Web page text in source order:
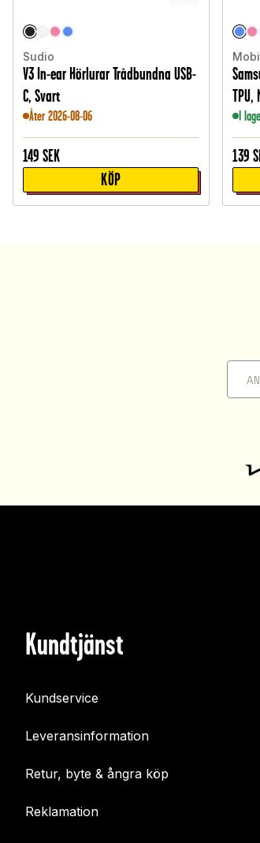
Sudio
V3 In-ear Hörlurar Trådbundna USB-
C, Svart
Åter 2026-08-06
149 SEK
KÖP
TPU,
I
139
Kundtjänst
Kundservice
Leveransinformation
Retur, byte & ångra köp
Reklamation